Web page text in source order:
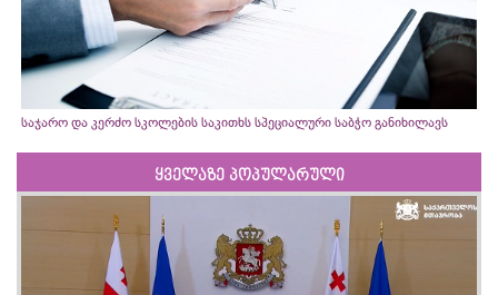
საჯარო და კერძო სკოლების საკითხს სპეციალური საბჭო განიხილავს
ყველაზე პოპულარული